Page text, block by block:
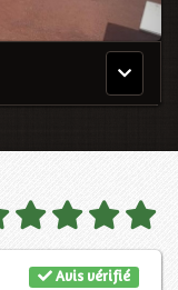
Menu
principal
Avis vérifié